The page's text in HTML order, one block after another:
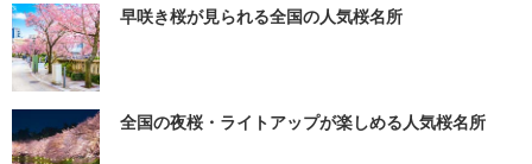
早咲き桜が見られる全国の人気桜名所
全国の夜桜・ライトアップが楽しめる人気桜名所